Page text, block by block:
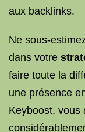
aux backlinks.
Ne sous-
dans votre
faire toute la
une présence
Keyboost, vous